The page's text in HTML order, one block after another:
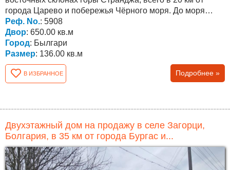
города Царево и побережья Чёрного моря. До моря
ведёт...
Реф. No.: 5908
Двор: 650.00 кв.м
Город: Былгари
Размер: 136.00 кв.м
В ИЗБРАННОЕ Подробнее »
Двухэтажный дом на продажу в селе Загорци,
Болгария, в 35 км от города Бургас и...